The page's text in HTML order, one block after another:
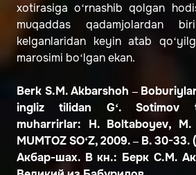
xotirasiga o‘rnashib qolgan
muqaddas qadamjolardan
kelganlaridan keyin atab
marosimi bo‘lgan ekan.
Berk S.M. Akbarshoh –
ingliz tilidan G‘. Sotimov
muharrirlar: H. Boltaboyev, M.
MUMTOZ SO‘Z, 2009. – B. 30-33.
Акбар-шах. В кн.: Берк С.М.